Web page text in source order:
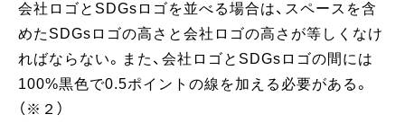
会社ロゴとSDGsロゴを並べる場合は、スペースを含
めたSDGsロゴの高さと会社ロゴの高さが等しくなけ
ればならない。また、会社ロゴとSDGsロゴの間には
100%黒色で0.5ポイントの線を加える必要がある。
（※２）